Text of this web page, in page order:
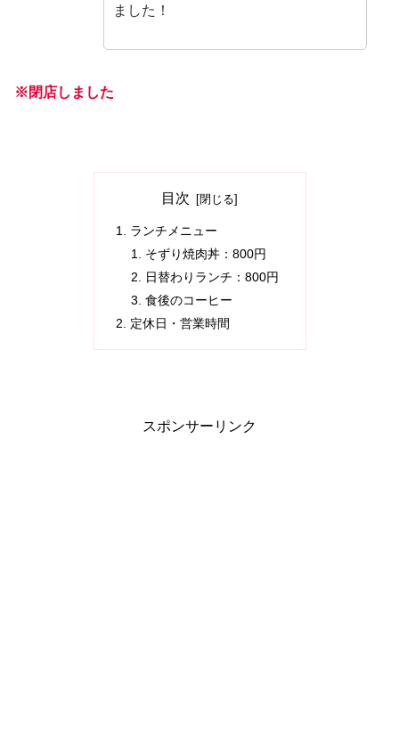
ました！
※閉店しました
目次
ランチメニュー
そずり焼肉丼：800円
日替わりランチ：800円
食後のコーヒー
定休日・営業時間
スポンサーリンク